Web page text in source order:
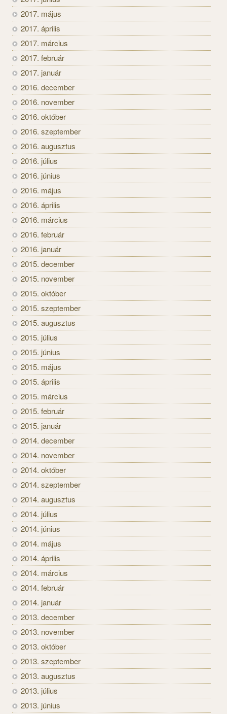
2017. május
2017. április
2017. március
2017. február
2017. január
2016. december
2016. november
2016. október
2016. szeptember
2016. augusztus
2016. július
2016. június
2016. május
2016. április
2016. március
2016. február
2016. január
2015. december
2015. november
2015. október
2015. szeptember
2015. augusztus
2015. július
2015. június
2015. május
2015. április
2015. március
2015. február
2015. január
2014. december
2014. november
2014. október
2014. szeptember
2014. augusztus
2014. július
2014. június
2014. május
2014. április
2014. március
2014. február
2014. január
2013. december
2013. november
2013. október
2013. szeptember
2013. augusztus
2013. július
2013. június